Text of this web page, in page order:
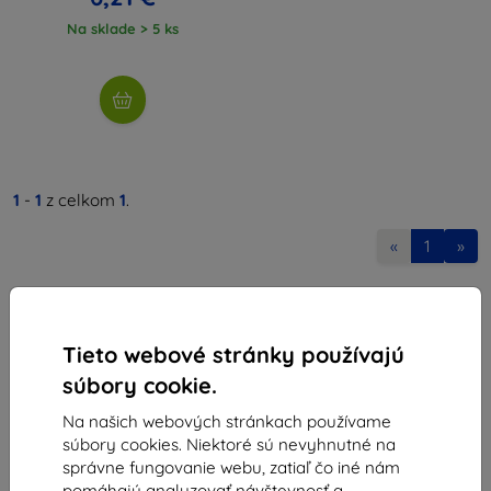
Tieto webové stránky používajú
súbory cookie.
Na našich webových stránkach používame
súbory cookies. Niektoré sú nevyhnutné na
správne fungovanie webu, zatiaľ čo iné nám
Na sklade > 5 ks
1 - 1 z celkom 1.
« 1 »
Shield-Sk s.r.o.
Ulica Rudolfa Mocka 3750/2A
841 04 Bratislava